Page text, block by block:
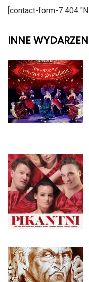
[contact-form-7 404
INNE